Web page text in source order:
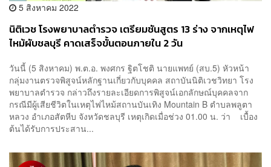
5 สิงหาคม 2022
นิติเวช โรงพยาบาลตำรวจ เตรียมชันสูตร 13 ร่าง จากเหตุไฟ
ไหม้ผับชลบุรี คาดเสร็จขั้นตอนภายใน 2 วัน
วันนี้ (5 สิงหาคม) พ.ต.อ. พงศกร ฐิตโชติ นายแพทย์ (สบ.5) หัวหน้า
กลุ่มงานตรวจพิสูจน์หลักฐานเกี่ยวกับบุคคล สถาบันนิติเวชวิทยา โรง
พยาบาลตำรวจ กล่าวถึงรายละเอียดการพิสูจน์เอกลักษณ์บุคคลจาก
กรณีมีผู้เสียชีวิตในเหตุไฟไหม้สถานบันเทิง Mountain B ตำบลพลูตา
หลวง อำเภอสัตหีบ จังหวัดชลบุรี เหตุเกิดเมื่อช่วง 01.00 น. ว่า เบื้อง
ต้นได้รับการประสาน...